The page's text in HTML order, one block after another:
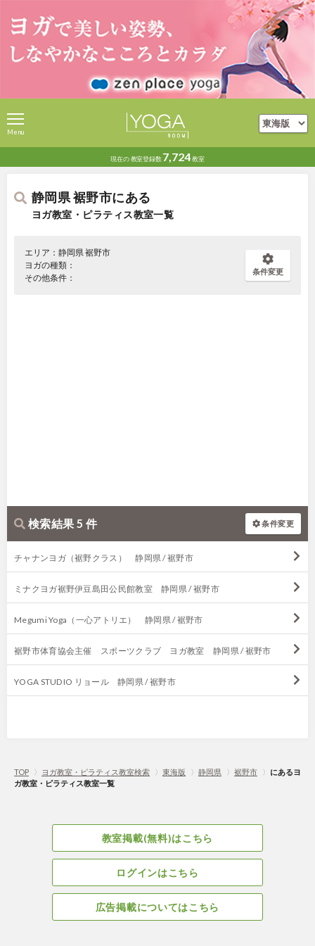
現在の教室登録数 7,724教室
Menu
静岡県 裾野市にある
ヨガ教室・ピラティス教室一覧
エリア：静岡県 裾野市
ヨガの種類：
その他条件：
条件変更
検索結果 5 件 条件変更
チャナンヨガ（裾野クラス） 静岡県 / 裾野市
ミナクヨガ裾野伊豆島田公民館教室 静岡県 / 裾野市
Megumi Yoga（一心アトリエ） 静岡県 / 裾野市
裾野市体育協会主催 スポーツクラブ ヨガ教室 静岡県 / 裾野市
YOGA STUDIO リョール 静岡県 / 裾野市
TOP 〉 ヨガ教室・ピラティス教室検索 〉 東海版 〉 静岡県 〉 裾野市 〉 にあるヨ
ガ教室・ピラティス教室一覧
教室掲載(無料)はこちら
ログインはこちら
広告掲載についてはこちら